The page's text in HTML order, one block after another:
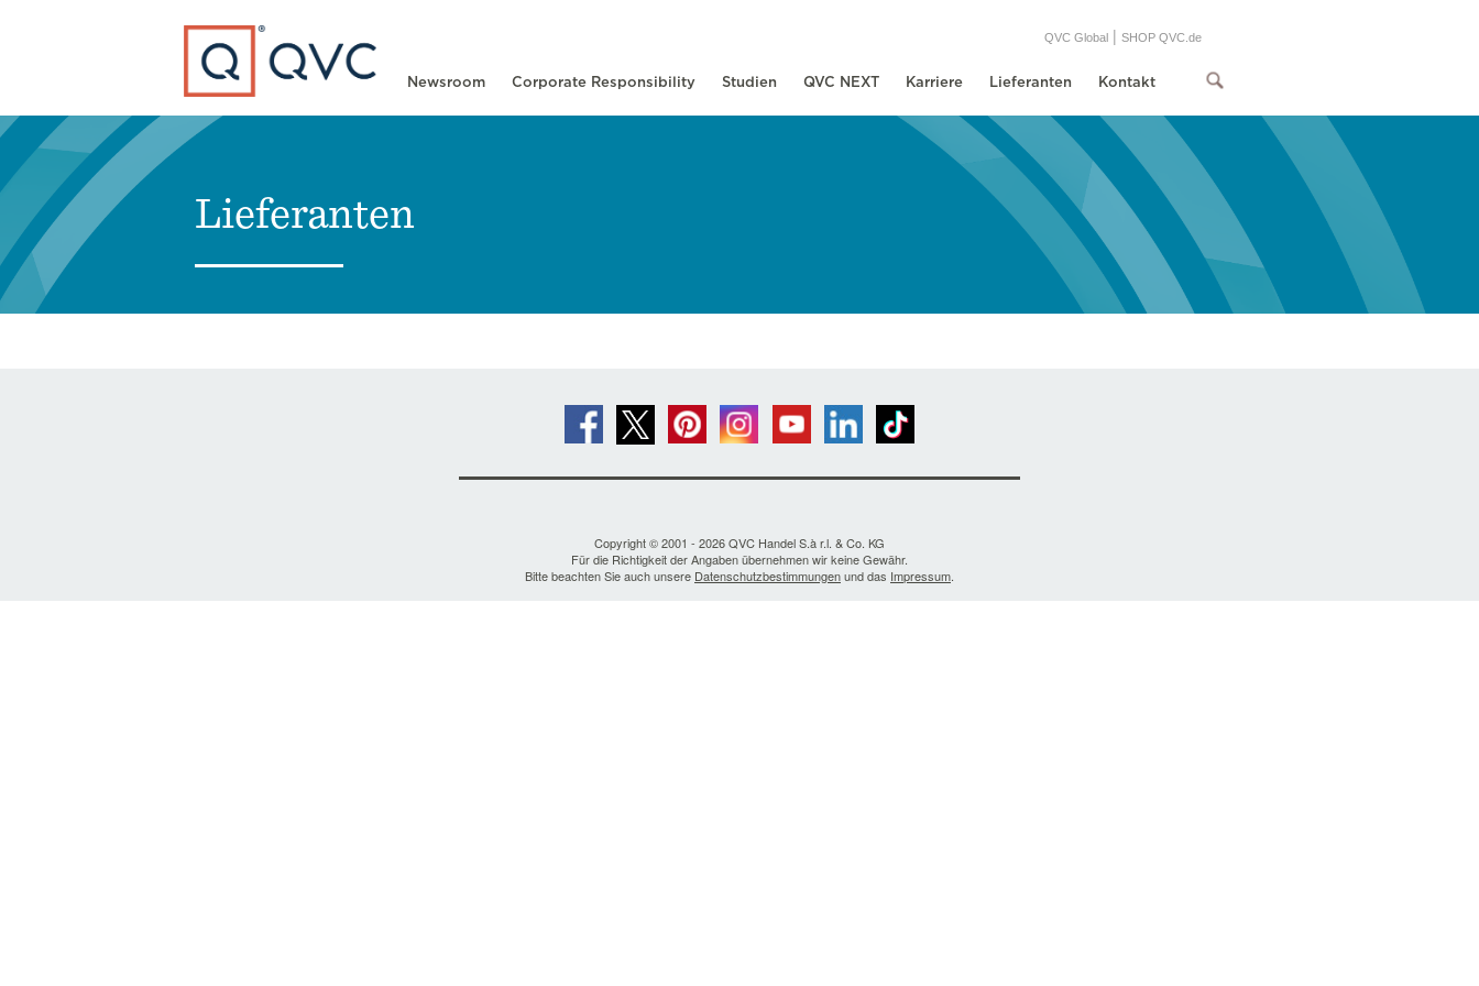
Newsroom Corporate Responsibility Studien QVC NEXT Karriere Lieferanten Kontakt
QVC Global | SHOP QVC.de
Type to search
Lieferanten
Copyright © 2001 - 2026 QVC Handel S.à r.l. & Co. KG
Für die Richtigkeit der Angaben übernehmen wir keine Gewähr.
Bitte beachten Sie auch unsere Datenschutzbestimmungenund das Impressum.